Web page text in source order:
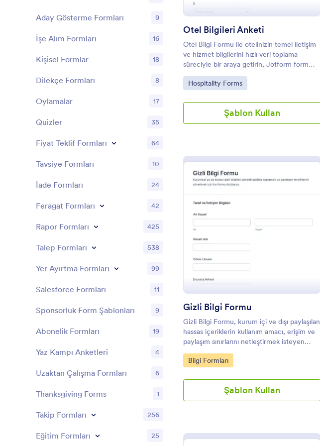
Otel Bilgileri Anketi
Otel Bilgi Formu ile otelinizin temel iletişim
ve hizmet bilgilerini hızlı veri toplama
süreciyle bir araya getirin, Jotform form
şablonları arasından seçerek linkle paylaşın
veya sitenize yerleştirmek için özelleştirin.
Go to Category:
Hospitality Forms
Şablon Kullan
Gizli Bilgi Formu
Gizli Bilgi Formu, kurum içi ve dışı paylaşılan
hassas içeriklerin kullanım amacı, erişim ve
paylaşım sınırlarını netleştirmek isteyen
ekiplerin veri toplama sürecini tek yerde
yürütmesine yardımcı olur.
Go to Category:
Bilgi Formları
Şablon Kullan
Aday Gösterme Formları 9
İşe Alım Formları 16
Kişisel Formlar 18
Dilekçe Formları 8
Oylamalar 17
Quizler 35
Fiyat Teklif Formları 64
Tavsiye Formları 10
İade Formları 24
Feragat Formları 42
Rapor Formları 425
Talep Formları 538
Yer Ayırtma Formları 99
Salesforce Formları 11
Sponsorluk Form Şablonları 9
Abonelik Formları 19
Yaz Kampı Anketleri 4
Uzaktan Çalışma Formları 6
Thanksgiving Forms 1
Takip Formları 256
Eğitim Formları 25